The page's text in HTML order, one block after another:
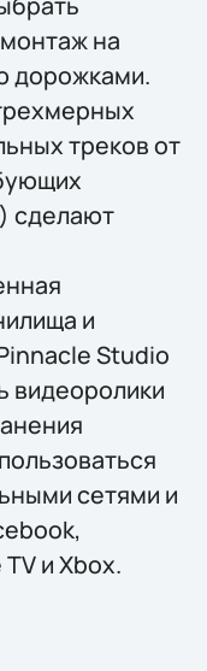
на
дорожками.
треков от
сделают
и
Studio
видеоролики
сетями и
и Xbox.